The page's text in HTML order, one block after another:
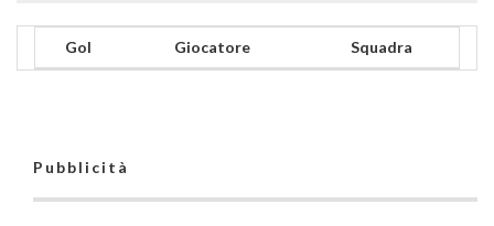
Gol Giocatore Squadra
Pubblicità